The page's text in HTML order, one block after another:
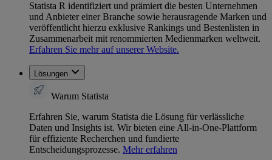
Statista R identifiziert und prämiert die besten Unternehmen
und Anbieter einer Branche sowie herausragende Marken und
veröffentlicht hierzu exklusive Rankings und Bestenlisten in
Zusammenarbeit mit renommierten Medienmarken weltweit.
Erfahren Sie mehr auf unserer Website.
Lösungen
Warum Statista
Erfahren Sie, warum Statista die Lösung für verlässliche
Daten und Insights ist. Wir bieten eine All-in-One-Plattform
für effiziente Recherchen und fundierte
Entscheidungsprozesse. Mehr erfahren